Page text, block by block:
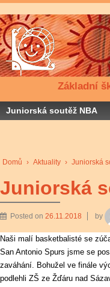
Základní
Juniorská soutěž NBA
Domů › Aktuality › Juniorská
Juniorská
Posted on 26.11.2018 by
Naši malí basketbalisté se
San Antonio Spurs jsme se
zaváhání. Bohužel ve finále
podlehli ZŠ ze Žďáru nad